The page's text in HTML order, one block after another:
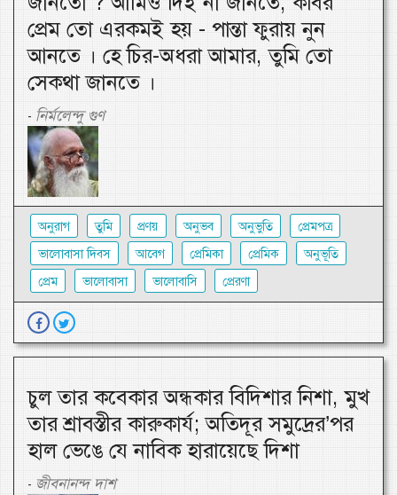
প্রেম তো এরকমই হয় - পান্তা ফুরায় নুন
আনতে । হে চির-অধরা আমার, তুমি তো
সেকথা জানতে ।
- নির্মলেন্দু গুণ
অনুরাগ তুমি প্রণয় অনুভব অনুভুতি
প্রেমপত্র
ভালোবাসা দিবস
আবেগ প্রেমিকা প্রেমিক
অনুভূতি
প্রেম
ভালোবাসা ভালোবাসি প্রেরণা
চুল তার কবেকার অন্ধকার বিদিশার নিশা, মুখ
তার শ্রাবস্তীর কারুকার্য; অতিদূর সমুদ্রের’পর
হাল ভেঙে যে নাবিক হারায়েছে দিশা
- জীবনানন্দ দাশ